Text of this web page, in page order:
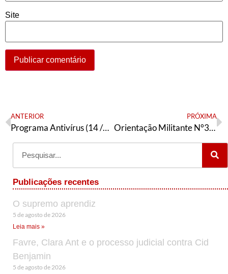
Site
ANTERIOR
Programa Antivírus (14 /02/2023)
PRÓXIMA
Orientação Militante N°361 (1° de março de 2023)
Publicações recentes
O supremo aprendiz
5 de agosto de 2026
Leia mais »
Favre, Clara Ant e o processo judicial contra Cid
Benjamin
5 de agosto de 2026